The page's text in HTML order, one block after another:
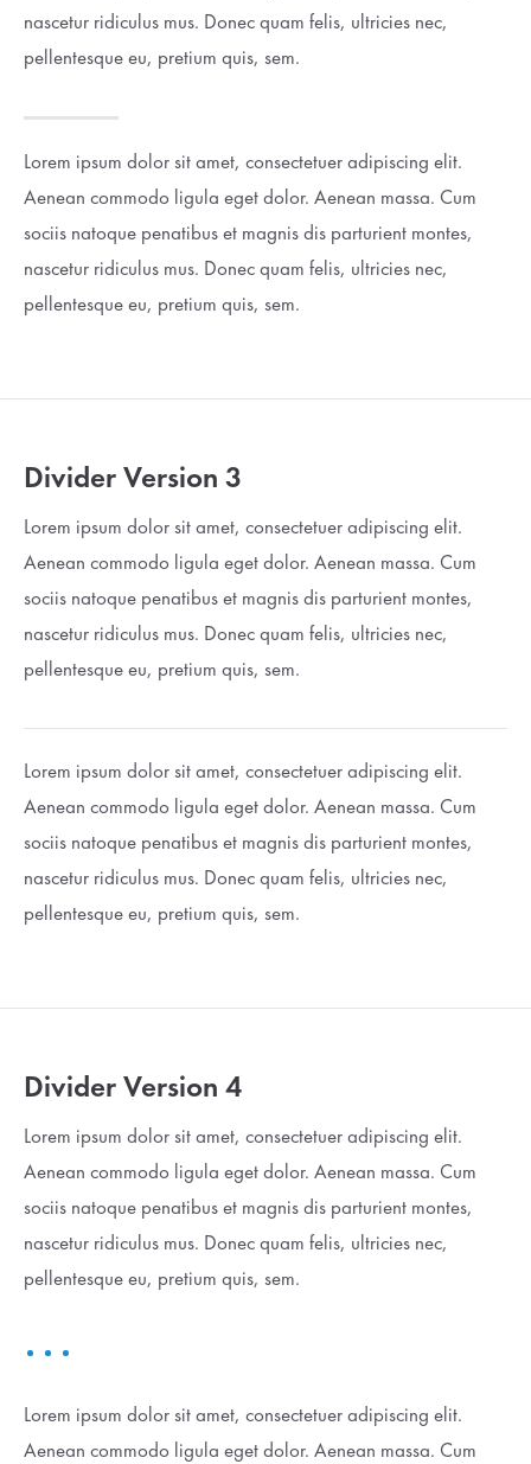
Aenean commodo ligula eget dolor. Aenean massa. Cum
nascetur ridiculus mus. Donec quam felis, ultricies nec.
nascetur ridiculus mus. Donec quam felis, ultricies nec,
pellentesque eu, pretium quis, sem.
Lorem ipsum dolor sit amet, consectetuer adipiscing elit.
Aenean commodo ligula eget dolor. Aenean massa. Cum
sociis natoque penatibus et magnis dis parturient montes,
nascetur ridiculus mus. Donec quam felis, ultricies nec,
pellentesque eu, pretium quis, sem.
Divider Version 3
Lorem ipsum dolor sit amet, consectetuer adipiscing elit.
Aenean commodo ligula eget dolor. Aenean massa. Cum
sociis natoque penatibus et magnis dis parturient montes,
nascetur ridiculus mus. Donec quam felis, ultricies nec,
pellentesque eu, pretium quis, sem.
Lorem ipsum dolor sit amet, consectetuer adipiscing elit.
Aenean commodo ligula eget dolor. Aenean massa. Cum
sociis natoque penatibus et magnis dis parturient montes,
nascetur ridiculus mus. Donec quam felis, ultricies nec,
pellentesque eu, pretium quis, sem.
Divider Version 4
Lorem ipsum dolor sit amet, consectetuer adipiscing elit.
Aenean commodo ligula eget dolor. Aenean massa. Cum
sociis natoque penatibus et magnis dis parturient montes,
nascetur ridiculus mus. Donec quam felis, ultricies nec,
pellentesque eu, pretium quis, sem.
Lorem ipsum dolor sit amet, consectetuer adipiscing elit.
Aenean commodo ligula eget dolor. Aenean massa. Cum